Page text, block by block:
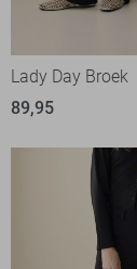
Lady Day Broek
89,95